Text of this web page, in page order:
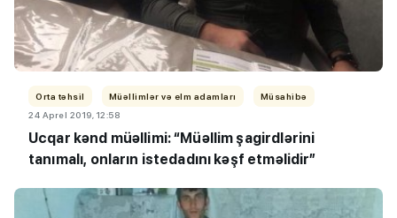
Orta təhsil Müəllimlər və elm adamları
Müsahibə
24 Aprel 2019, 12:58
Ucqar kənd müəllimi: “Müəllim şagirdlərini
tanımalı, onların istedadını kəşf etməlidir”